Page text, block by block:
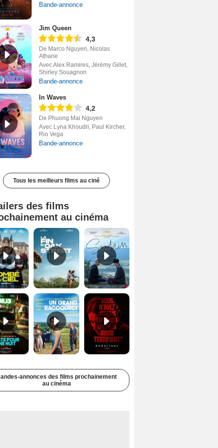
Bande-annonce
Jim Queen
4,3
De Marco Nguyen, Nicolas
Athane
Avec Alex Ramires, Jérémy Gillet,
Shirley Souagnon
Bande-annonce
In Waves
4,2
De Phuong Mai Nguyen
Avec Lyna Khoudri, Paul Kircher,
Rio Vega
Bande-annonce
Tous les meilleurs films au ciné
des films
au cinéma
Tombé du ciel Bande-annonce VF La fin d’Oak Street Bande-annonce VO STFR
Juste pour une nuit Bande-annonce VO STFR Un grand raccourci Bande-annonce VF Undertone Bande-annonce VO STFR
annonces des films prochainement
au cinéma